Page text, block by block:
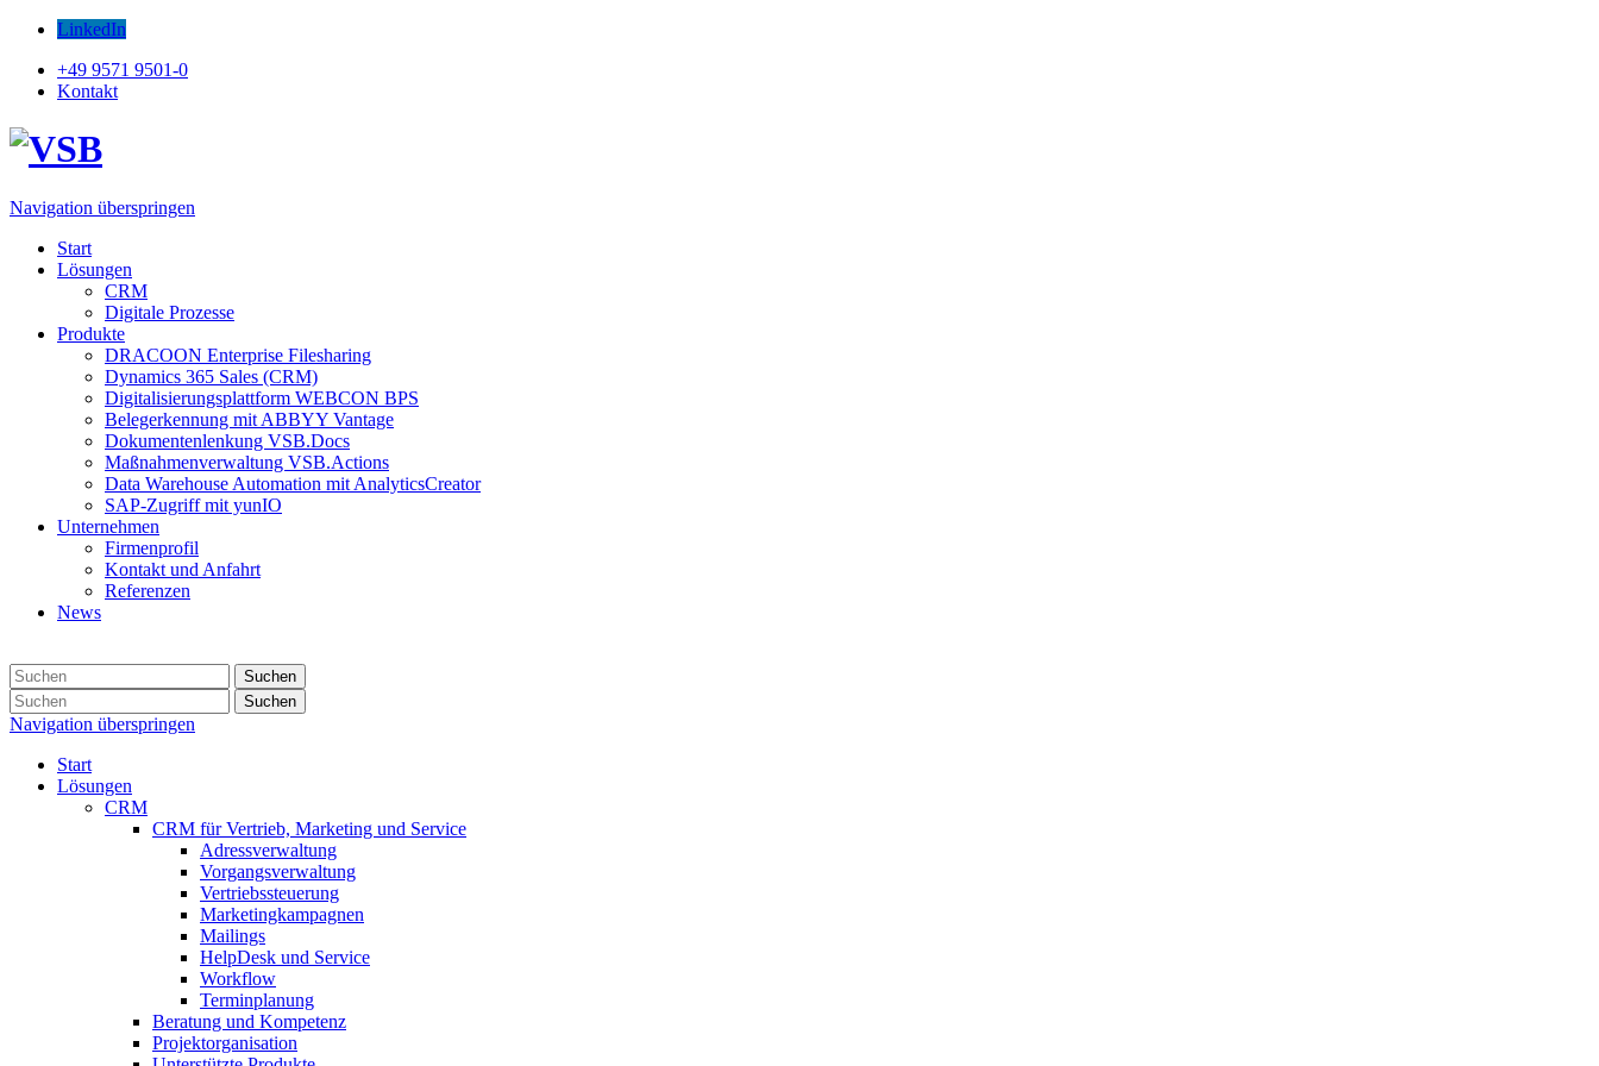
LinkedIn
+49 9571 9501-0
Kontakt
Navigation überspringen
Start
Lösungen
CRM
Digitale Prozesse
Produkte
DRACOON Enterprise Filesharing
Dynamics 365 Sales (CRM)
Digitalisierungsplattform WEBCON BPS
Belegerkennung mit ABBYY Vantage
Dokumentenlenkung VSB.Docs
Maßnahmenverwaltung VSB.Actions
Data Warehouse Automation mit AnalyticsCreator
SAP-Zugriff mit yunIO
Unternehmen
Firmenprofil
Kontakt und Anfahrt
Referenzen
News
Suchen
Suchen
Navigation überspringen
Start
Lösungen
CRM
CRM für Vertrieb, Marketing und Service
Adressverwaltung
Vorgangsverwaltung
Vertriebssteuerung
Marketingkampagnen
Mailings
HelpDesk und Service
Workflow
Terminplanung
Beratung und Kompetenz
Projektorganisation